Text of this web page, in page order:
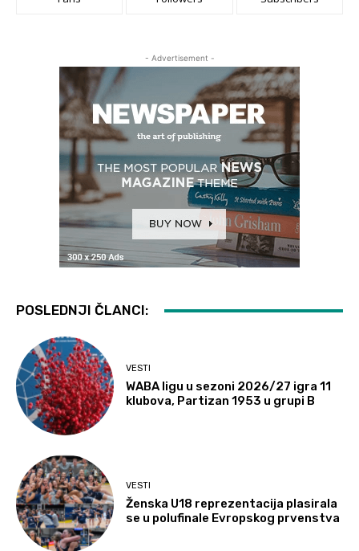
- Advertisement -
POSLEDNJI ČLANCI:
VESTI
WABA ligu u sezoni 2026/27 igra 11
klubova, Partizan 1953 u grupi B
VESTI
Ženska U18 reprezentacija plasirala
se u polufinale Evropskog prvenstva